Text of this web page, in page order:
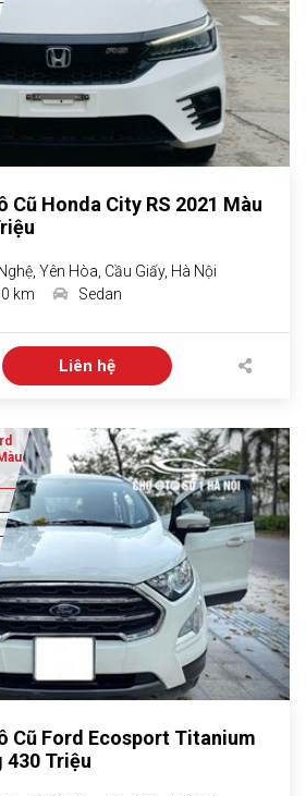
Cũ Honda City RS 2021 Màu
Yên Hòa, Cầu Giấy, Hà Nội
km Sedan
Liên hệ
Cũ Ford Ecosport Titanium
430 Triệu